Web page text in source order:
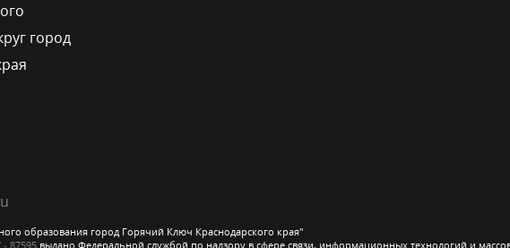
город
образования город Горячий Ключ Краснодарского края"
87595 выдано Федеральной службой по надзору в сфере связи, информационных технологий и